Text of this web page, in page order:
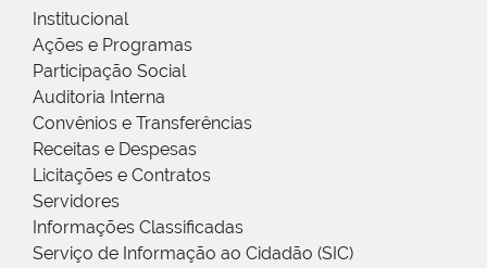
Institucional
Ações e Programas
Participação Social
Auditoria Interna
Convênios e Transferências
Receitas e Despesas
Licitações e Contratos
Servidores
Informações Classificadas
Serviço de Informação ao Cidadão (SIC)